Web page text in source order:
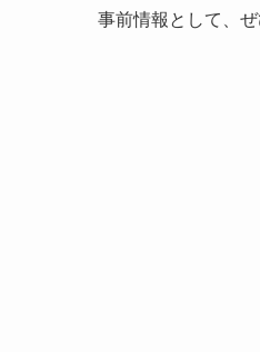
事前情報として、